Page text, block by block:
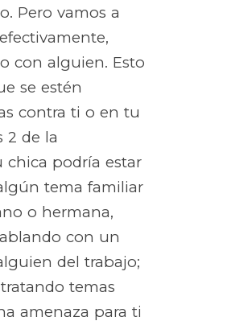
Pero vamos a
con alguien. Esto
se estén
contra ti o en tu
2 de la
chica podría estar
tema familiar
o hermana,
con un
del trabajo;
temas
amenaza para ti